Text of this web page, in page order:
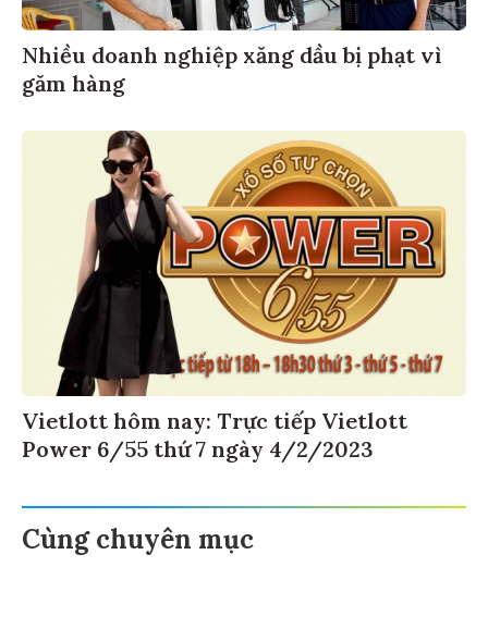
Nhiều doanh nghiệp xăng dầu bị phạt vì
găm hàng
Vietlott hôm nay: Trực tiếp Vietlott
Power 6/55 thứ 7 ngày 4/2/2023
Cùng chuyên mục